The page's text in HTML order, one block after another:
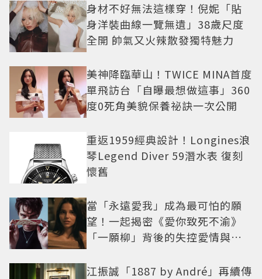
身材不好無法這樣穿！倪妮「貼
身洋裝曲線一覽無遺」38歲尺度
全開 帥氣又火辣散發獨特魅力
美神降臨華山！TWICE MINA首度
單飛訪台「自曝最想做這事」360
度0死角美貌保養祕訣一次公開
重返1959經典設計！Longines浪
琴Legend Diver 59潛水表 復刻
懷舊
當「永遠愛我」成為最可怕的願
望！一起揭密《愛你致死不渝》
「一願柳」背後的失控愛情與爆
江振誠「1887 by André」再續傳